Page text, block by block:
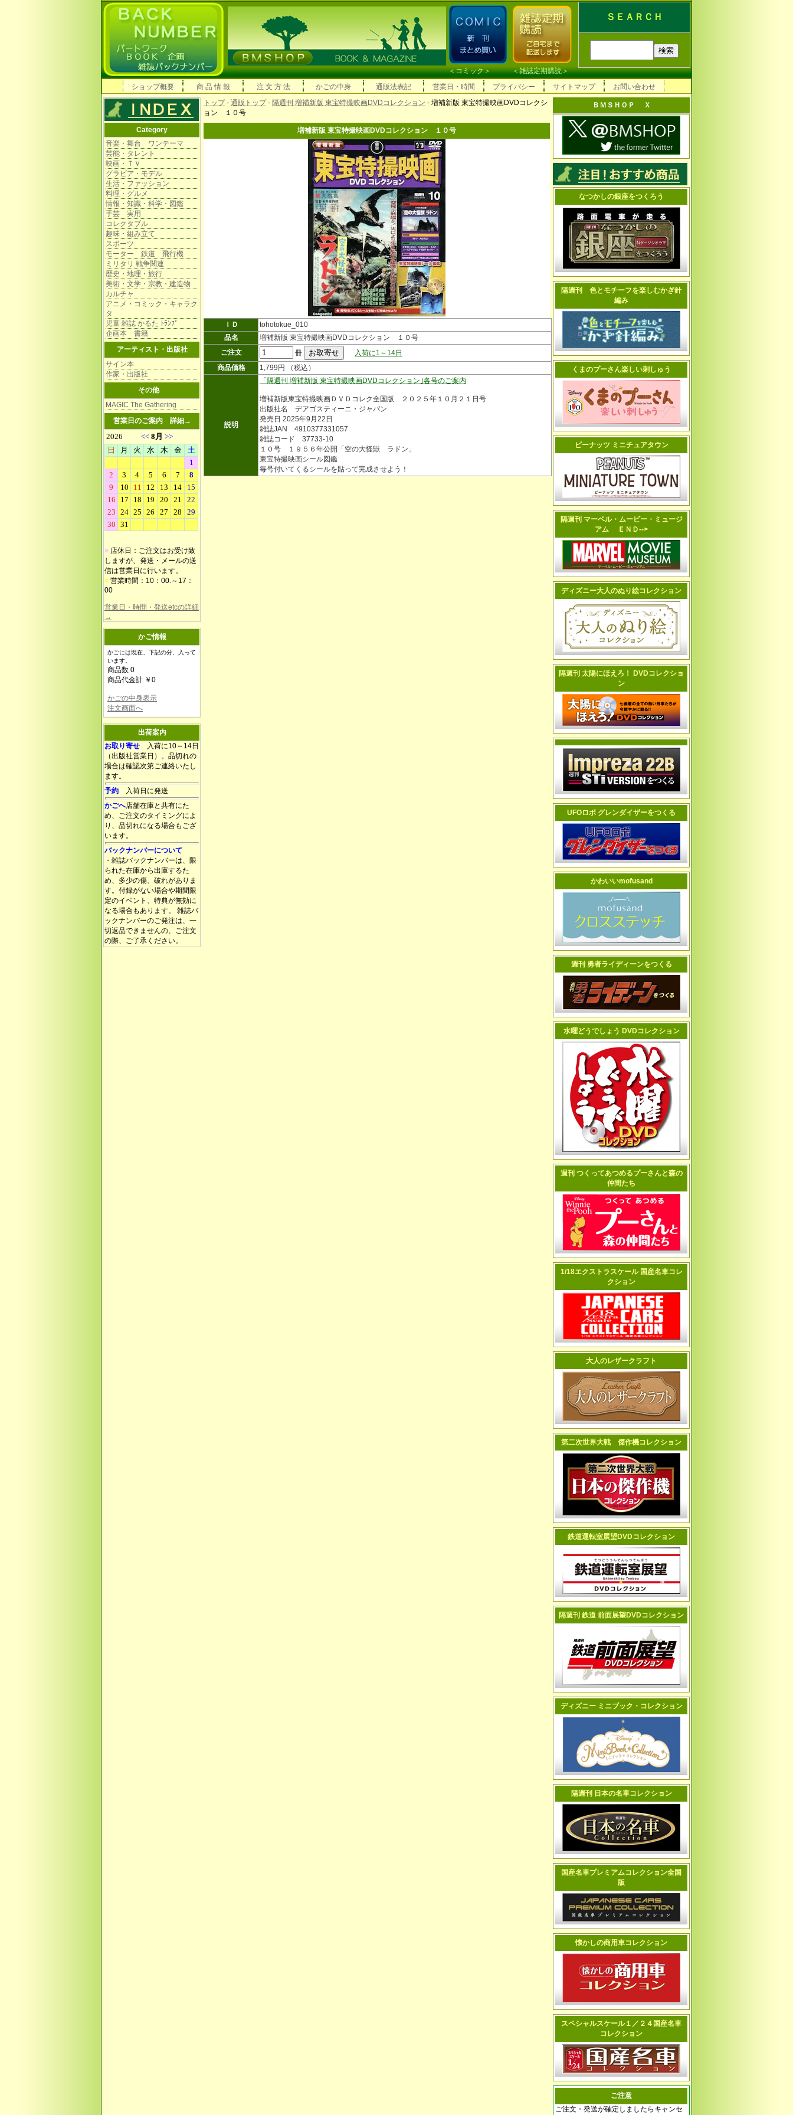
ＳＥＡＲＣＨ
＜コミック＞ ＜雑誌定期購読＞
ショップ概要
商 品 情 報 注 文 方 法 かごの中身 通販法表記 営業日・時間 プライバシー サイトマップ お問い合わせ
Category
音楽・舞台 ワンテーマ
芸能・タレント
映画・ＴＶ
グラビア・モデル
生活・ファッション
料理・グルメ
情報・知識・科学・図鑑
手芸 実用
コレクタブル
趣味・組み立て
スポーツ
モーター 鉄道 飛行機
ミリタリ 戦争関連
歴史・地理・旅行
美術・文学・宗教・建造物
カルチャ
アニメ・コミック・キャラク
タ
児童 雑誌 かるた ﾄﾗﾝﾌﾟ
企画本 書籍
アーティスト・出版社
サイン本
作家・出版社
その他
MAGIC The Gathering
営業日のご案内 詳細→
■ 店休日：ご注文はお受け致
しますが、発送・メールの送
信は営業日に行います。
■ 営業時間：10：00.～17：
00
営業日・時間・発送etcの詳細
→
かご情報
かごには現在、下記の分、入って
います。
商品数 0
商品代金計 ￥0
かごの中身表示
注文画面へ
出荷案内
お取り寄せ 入荷に10～14日
（出版社営業日）。品切れの
場合は確認次第ご連絡いたし
ます。
予約 入荷日に発送
かごへ店舗在庫と共有にた
め、ご注文のタイミングによ
り、品切れになる場合もござ
います。
バックナンバーについて
・雑誌バックナンバーは、限
られた在庫から出庫するた
め、多少の傷、破れがありま
す。付録がない場合や期間限
定のイベント、特典が無効に
なる場合もあります。 雑誌バ
ックナンバーのご発注は、一
切返品できませんの、ご注文
の際、ご了承ください。
トップ- 通販トップ- 隔週刊 増補新版 東宝特撮映画DVDコレクション - 増補新版 東宝特撮映画DVDコレクシ
ョン １０号
増補新版 東宝特撮映画DVDコレクション １０号
ＩＤ
tohotokue_010
品名
増補新版 東宝特撮映画DVDコレクション １０号
ご注文
冊
入荷に1～14日
商品価格
1,799円 （税込）
説明
「隔週刊 増補新版 東宝特撮映画DVDコレクション｣各号のご案内
増補新版東宝特撮映画ＤＶＤコレク全国版 ２０２５年１０月２１日号
出版社名 デアゴスティーニ・ジャパン
発売日 2025年9月22日
雑誌JAN 4910377331057
雑誌コード 37733-10
１０号 １９５６年公開「空の大怪獣 ラドン」
東宝特撮映画シール図鑑
毎号付いてくるシールを貼って完成させよう！
ＢＭＳＨＯＰ Ｘ
なつかしの銀座をつくろう
隔週刊 色とモチーフを楽しむかぎ針
編み
くまのプーさん楽しい刺しゅう
ピーナッツ ミニチュアタウン
隔週刊 マーベル・ムービー・ミュージ
アム ＥＮＤ-->
ディズニー大人のぬり絵コレクション
隔週刊 太陽にほえろ！ DVDコレクショ
ン
UFOロボ グレンダイザーをつくる
かわいいmofusand
週刊 勇者ライディーンをつくる
水曜どうでしょう DVDコレクション
週刊 つくってあつめるプーさんと森の
仲間たち
1/18エクストラスケール 国産名車コレ
クション
大人のレザークラフト
第二次世界大戦 傑作機コレクション
鉄道運転室展望DVDコレクション
隔週刊 鉄道 前面展望DVDコレクション
ディズニー ミニブック・コレクション
隔週刊 日本の名車コレクション
国産名車プレミアムコレクション全国
版
懐かしの商用車コレクション
スペシャルスケール１／２４国産名車
コレクション
ご注意
ご注文・発送が確定しましたらキャンセ